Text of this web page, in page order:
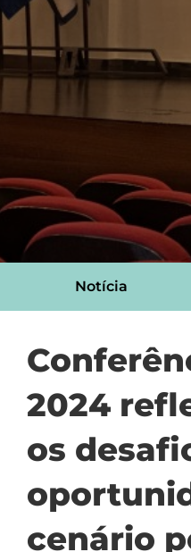
Notícia
2024
os
cenário